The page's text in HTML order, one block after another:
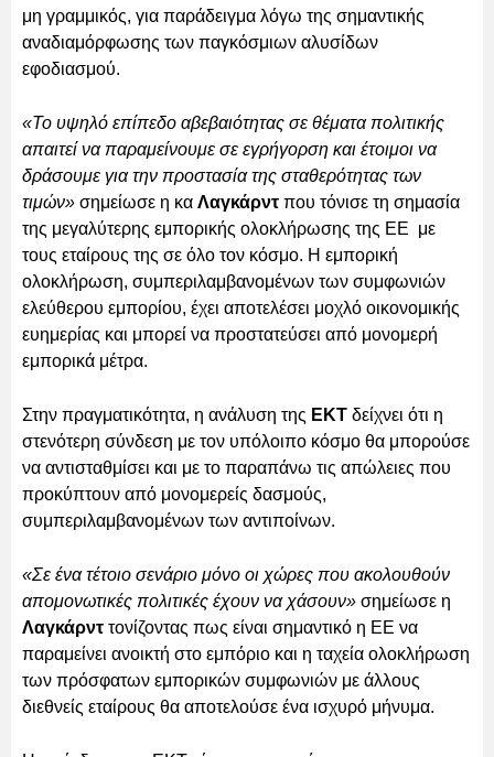
μη γραμμικός, για παράδειγμα λόγω της σημαντικής
αναδιαμόρφωσης των παγκόσμιων αλυσίδων
εφοδιασμού.
«Το υψηλό επίπεδο αβεβαιότητας σε θέματα πολιτικής
απαιτεί να παραμείνουμε σε εγρήγορση και έτοιμοι να
δράσουμε για την προστασία της σταθερότητας των
τιμών» σημείωσε η κα Λαγκάρντ που τόνισε τη σημασία
της μεγαλύτερης εμπορικής ολοκλήρωσης της ΕΕ με
τους εταίρους της σε όλο τον κόσμο. Η εμπορική
ολοκλήρωση, συμπεριλαμβανομένων των συμφωνιών
ελεύθερου εμπορίου, έχει αποτελέσει μοχλό οικονομικής
ευημερίας και μπορεί να προστατεύσει από μονομερή
εμπορικά μέτρα.
Στην πραγματικότητα, η ανάλυση της ΕΚΤ δείχνει ότι η
στενότερη σύνδεση με τον υπόλοιπο κόσμο θα μπορούσε
να αντισταθμίσει και με το παραπάνω τις απώλειες που
προκύπτουν από μονομερείς δασμούς,
συμπεριλαμβανομένων των αντιποίνων.
«Σε ένα τέτοιο σενάριο μόνο οι χώρες που ακολουθούν
απομονωτικές πολιτικές έχουν να χάσουν» σημείωσε η
Λαγκάρντ τονίζοντας πως είναι σημαντικό η ΕΕ να
παραμείνει ανοικτή στο εμπόριο και η ταχεία ολοκλήρωση
των πρόσφατων εμπορικών συμφωνιών με άλλους
διεθνείς εταίρους θα αποτελούσε ένα ισχυρό μήνυμα.